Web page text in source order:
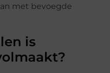
met bevoegde
is